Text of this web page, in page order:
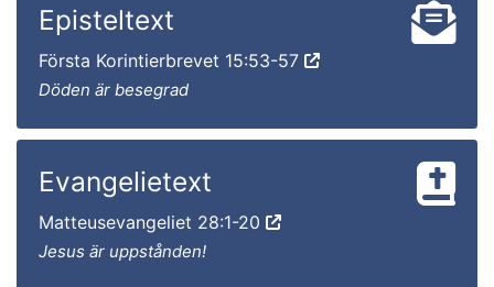
Episteltext
Första Korintierbrevet 15:53-57
Döden är besegrad
Evangelietext
Matteusevangeliet 28:1-20
Jesus är uppstånden!